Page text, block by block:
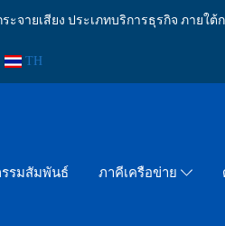
จายเสียง ประเภทบริการธุรกิจ ภาย
TH
รมสัมพันธ์ ภาคีเครือข่าย